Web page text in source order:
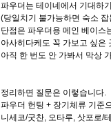
파우더는 테이네에서 기대하
(당일치기 불가능하면 숙소 잡
단점은 파우더용 메인 베이스
아사히다케도 꼭 가보고 싶은
아직 한 번도 안 가봐서 막상
정리하면 질문은 이렇습니다.
파우더 헌팅 + 장기체류 기준
니세코/굿찬, 오타루, 삿포로/